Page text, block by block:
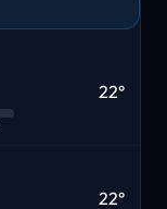
22°
22°